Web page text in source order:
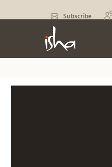
Subscribe